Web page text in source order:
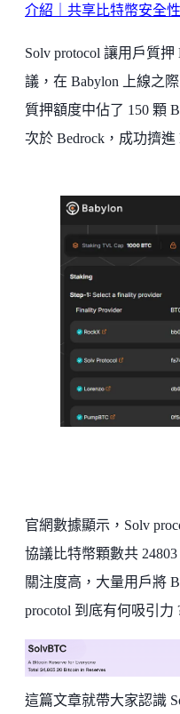
介紹｜共享比特幣安全
Solv protocol 讓用戶質
議，在 Babylon 上線之
質押額度中佔了 150 顆
次於 Bedrock，成功擠進
官網數據顯示，Solv
協議比特幣顆數共
關注度高，大量用戶將
procotol 到底有何吸引力
這篇文章就帶大家認識